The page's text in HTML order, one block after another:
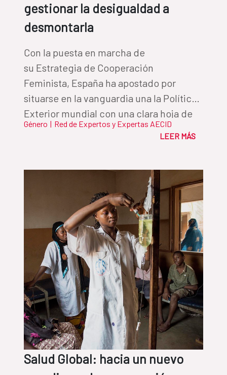
gestionar la desigualdad a
desmontarla
Con la puesta en marcha de
su Estrategia de Cooperación
Feminista, España ha apostado por
situarse en la vanguardia una la Política
Exterior mundial con una clara hoja de
ruta; transformar las estructuras de
sociedades más igualitarias, libres,
justas y, en definitiva,
más democráticas
Género | Red de Expertos y Expertas AECID
LEER MÁS
Salud Global: hacia un nuevo